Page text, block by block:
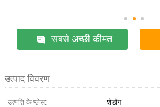
सबसे अच्छी कीमत
उत्पाद विवरण
उत्पत्ति के प्लेस:
शेडोंग